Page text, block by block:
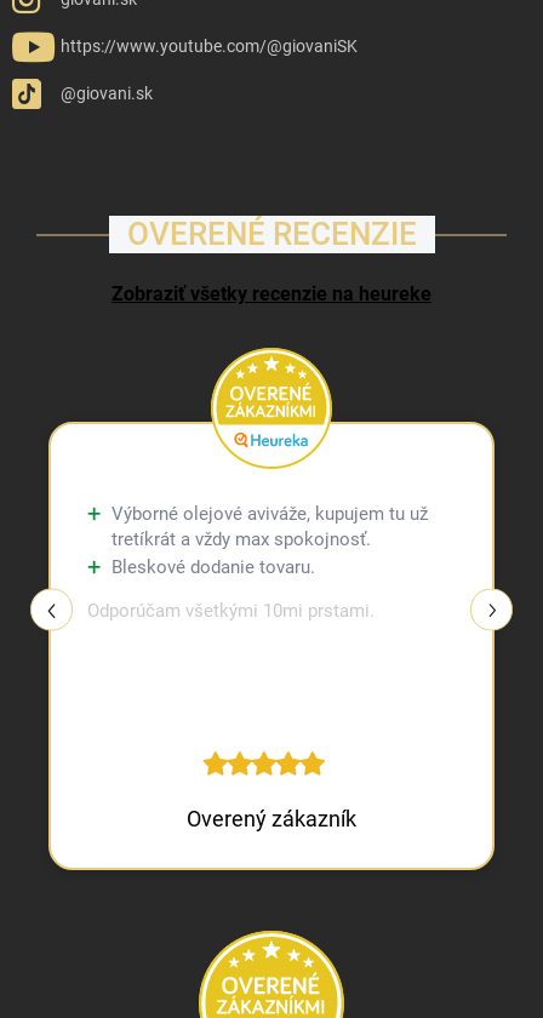
https://www.youtube.com/@giovaniSK
@giovani.sk
OVERENÉ RECENZIE
Zobraziť všetky recenzie na heureke
Výborné olejové aviváže, kupujem tu už
tretíkrát a vždy max spokojnosť.
Bleskové dodanie tovaru.
Odporúčam všetkými 10mi prstami.
Overený zákazník